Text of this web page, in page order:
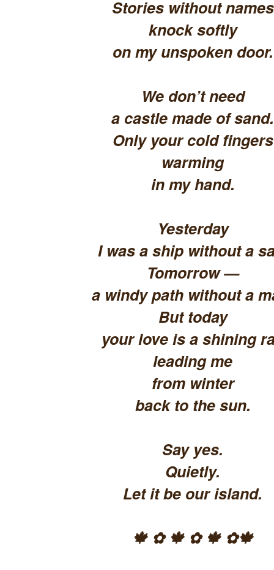
Stories without names
knock softly
on my unspoken door.
We don’t need
a castle made of sand.
Only your cold fingers
warming
in my hand.
Yesterday
I was a ship without a
Tomorrow —
a windy path without a
But today
your love is a shining
leading me
from winter
back to the sun.
Say yes.
Quietly.
Let it be our island.
🍁 ✿ 🍁 ✿ 🍁 ✿🍁